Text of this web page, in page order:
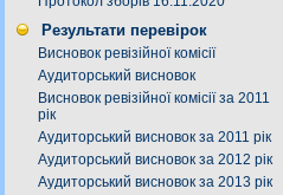
Результати перевірок
Висновок ревізійної комісії
Аудиторський висновок
Висновок ревізійної комісії за 2011
рік
Аудиторський висновок за 2011 рік
Аудиторський висновок за 2012 рік
Аудиторський висновок за 2013 рік